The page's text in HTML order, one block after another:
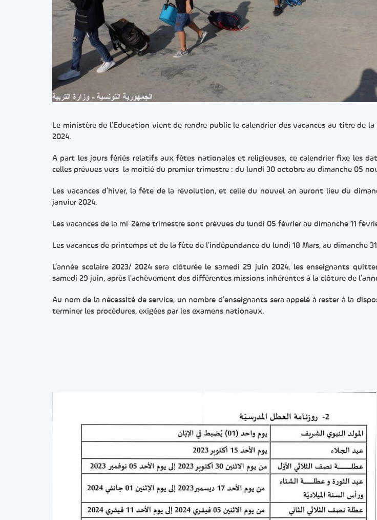
Le ministère de l’Education vient de rendre public le calendrier des vacances au titre de la
2024.
A part les jours fériés relatifs aux fêtes nationales et religieuses, ce calendrier fixe les
celles prévues vers la moitié du premier trimestre : du lundi 30 octobre au dimanche 05
Les vacances d’hiver, la fête de la révolution, et celle du nouvel an auront lieu du
janvier 2024.
Les vacances de la mi-2ème trimestre sont prévues du lundi 05 février au dimanche 11
Les vacances de printemps et de la fête de l’indépendance du lundi 18 Mars, au dimanche
L’année scolaire 2023/ 2024 sera clôturée le samedi 29 juin 2024, les enseignants
samedi 29 juin, après l’achèvement des différentes missions inhérentes à la clôture de
Au nom de la nécessité de service, un nombre d’enseignants sera appelé à rester à la
terminer les procédures, exigées par les examens nationaux.